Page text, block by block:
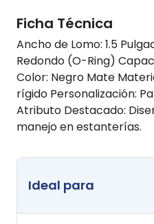
Ficha Técnica
Ancho de Lomo: 1.5
Redondo (O-Ring)
Color: Negro Mate
rígido Personalización:
Atributo Destacado:
manejo en estanterías.
Ideal para